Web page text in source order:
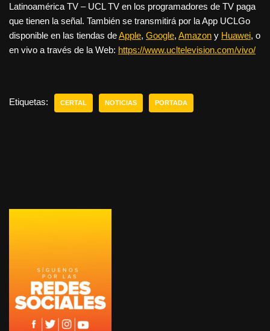
Latinoamérica TV – UCL TV en los programadores de TV paga
que tienen la señal. También se transmitirá por la App UCLGo
disponible en las tiendas deApple, Google, Amazon y Huawei, o
en vivo a través de la Web: https://www.ucltelevision.com/vivo/
Etiquetas: CERTAL NOTICIAS PORTADA